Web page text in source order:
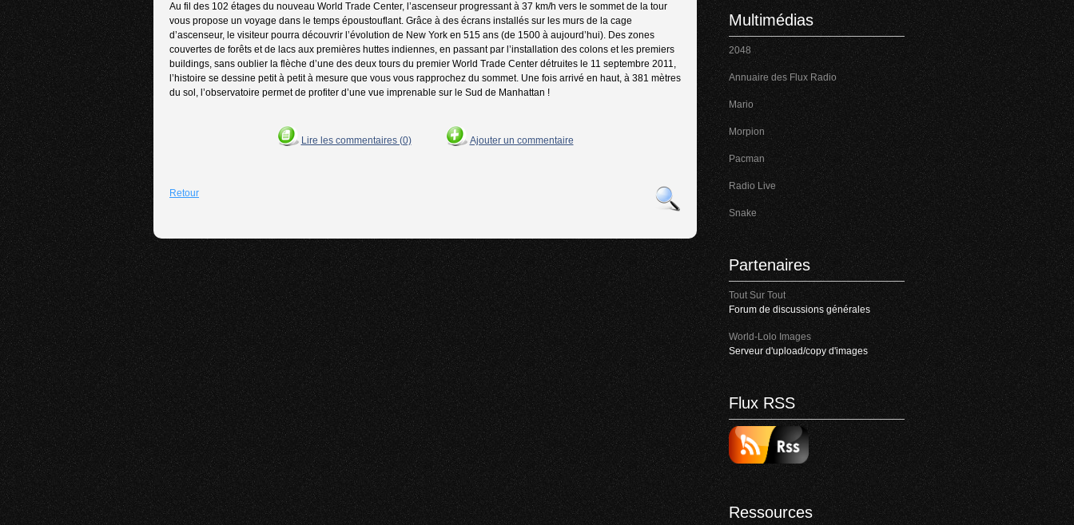
Au fil des 102 étages du nouveau World Trade Center, l’ascenseur progressant à 37 km/h vers le sommet de la tour
vous propose un voyage dans le temps époustouflant. Grâce à des écrans installés sur les murs de la cage
d’ascenseur, le visiteur pourra découvrir l’évolution de New York en 515 ans (de 1500 à aujourd’hui). Des zones
couvertes de forêts et de lacs aux premières huttes indiennes, en passant par l’installation des colons et les premiers
buildings, sans oublier la flèche d’une des deux tours du premier World Trade Center détruites le 11 septembre 2011,
l’histoire se dessine petit à petit à mesure que vous vous rapprochez du sommet. Une fois arrivé en haut, à 381 mètres
du sol, l’observatoire permet de profiter d’une vue imprenable sur le Sud de Manhattan !
Lire les commentaires (0) Ajouter un commentaire
Retour
Multimédias
2048
Annuaire des Flux Radio
Mario
Morpion
Pacman
Radio Live
Snake
Partenaires
Tout Sur Tout
Forum de discussions générales
World-Lolo Images
Serveur d'upload/copy d'images
Flux RSS
Ressources